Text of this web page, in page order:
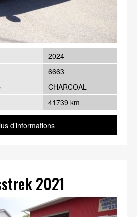
2024
6663
CHARCOAL
41739 km
d’informations
2021